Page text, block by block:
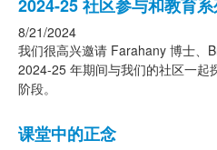
2024-25 社区参与和教育
8/21/2024
我们很高兴邀请 Farahany 博士、
2024-25 年期间与我们的社区一起
阶段。
课堂中的正念